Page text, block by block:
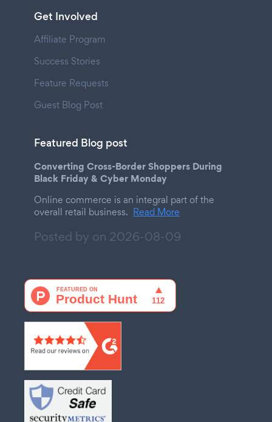
Get Involved
Affiliate Program
Success Stories
Feature Requests
Guest Blog Post
Featured Blog post
Converting Cross-Border Shoppers During
Black Friday & Cyber Monday
Online commerce is an integral part of the
overall retail business. Read More
Posted by on 2026-08-09